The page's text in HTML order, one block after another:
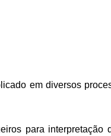
em diversos
para interpretação